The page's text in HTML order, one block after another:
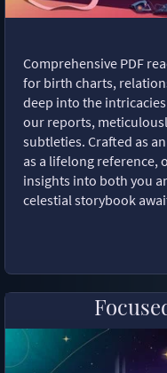
Comprehensive PDF
for birth charts,
deep into the
our reports,
subtleties. Crafted as
as a lifelong reference,
insights into both you
celestial storybook